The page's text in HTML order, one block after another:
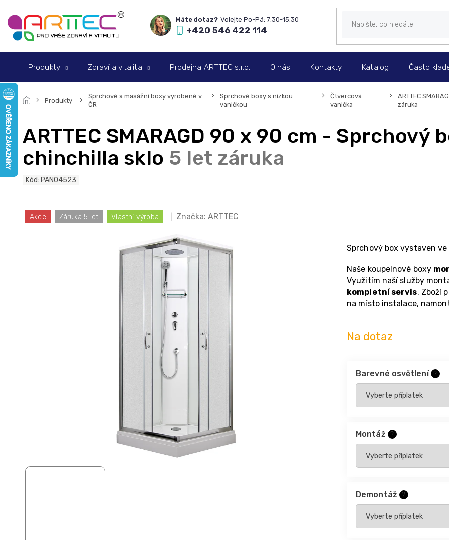
na
obsah
+420 546 422 114
Produkty Zdraví a vitalita Prodejna ARTTEC s.r.o. O nás Kontakty Katalog Často
Produkty
Sprchové a masážní boxy vyrobené v
ČR
Sprchové boxy s nízkou
vaničkou
Čtvercová
vanička
ARTTEC
záruka
ARTTEC SMARAGD 90 x 90 cm - Sprchový
chinchilla sklo 5 let záruka
Kód: PAN04523
Akce Záruka 5 let Vlastní výroba Značka: ARTTEC
Na dotaz
Barevné osvětlení ?
Montáž ?
Demontáž ?
Sprchový box vystaven
Naše koupelnové boxy
Využitím naší služby
kompletní servis. Zboží
na místo instalace,